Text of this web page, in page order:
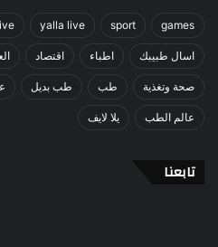
games
sport
yalla live
اسال طبيبك اطباء اقتصاد
صحة وتغذية طب طب بديل
عالم الطب يلا لايف
تابعنا